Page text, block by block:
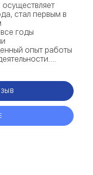
стал первым в
годы
опыт работы